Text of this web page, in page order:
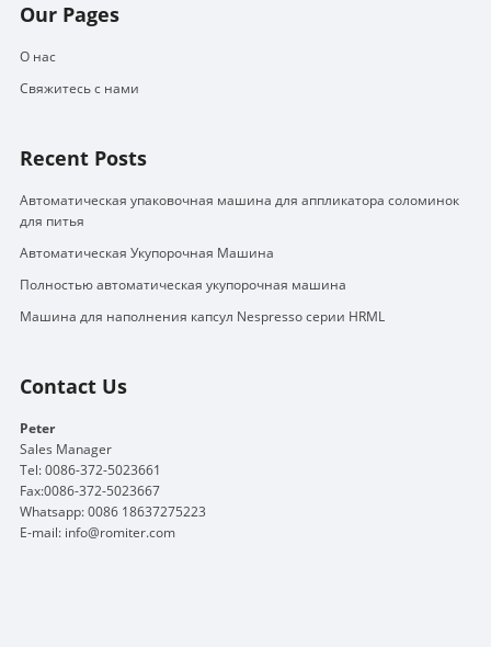
Our Pages
О нас
Свяжитесь с нами
Recent Posts
Автоматическая упаковочная машина для аппликатора соломинок
для питья
Автоматическая Укупорочная Машина
Полностью автоматическая укупорочная машина
Машина для наполнения капсул Nespresso серии HRML
Contact Us
Peter
Sales Manager
Tel: 0086-372-5023661
Fax:0086-372-5023667
Whatsapp: 0086 18637275223
E-mail: info@romiter.com